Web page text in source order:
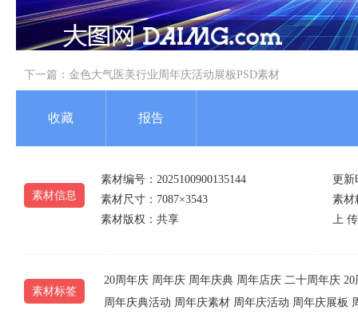
下一篇： 金色大气医美行业周年庆活动展板PSD素材
收藏 报告
素材信息
素材编号：2025100900135144
更新
素材尺寸：7087×3543
素材
素材版权：共享
上
素材标签
20周年庆 周年庆 周年庆典 周年店庆 二十周年庆 20
周年庆典活动 周年庆素材 周年庆活动 周年庆展板